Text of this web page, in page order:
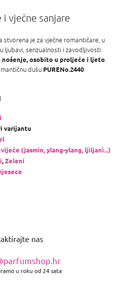
vječne sanjare
stvorena je za vječne romantičare, u
ljubavi, senzualnosti i zavodljivosti.
nošenje, osobito u proljeće i ljeto.
dušu PURENo.2440
varijantu
(jasmin, ylang-ylang, ljiljani...)
,Zeleni
nas
u roku od 24 sata